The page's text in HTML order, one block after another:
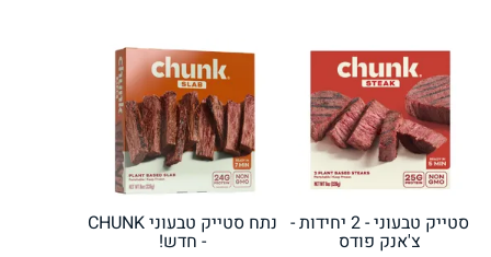
תחליפי ביצה
סטייק טבעוני - 2 יחידות -
צ'אנק פודס
נתח סטייק טבעוני CHUNK
- חדש!